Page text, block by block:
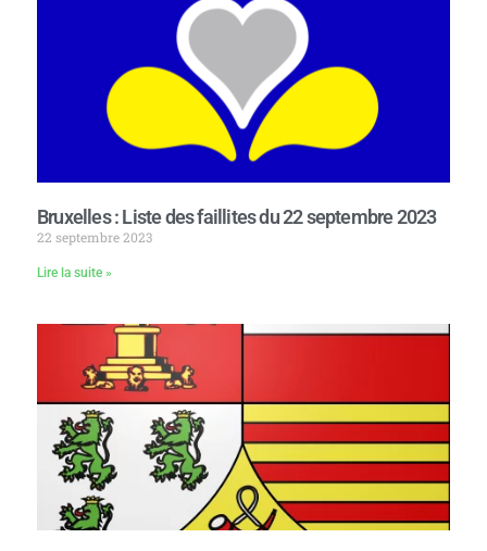
Bruxelles : Liste des faillites du 22 septembre 2023
22 septembre 2023
Lire la suite »